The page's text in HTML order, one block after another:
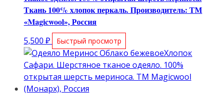
Ткань 100% хлопок перкаль. Производитель: ТМ
«Magicwool», Россия
5,500 ₽ Быстрый просмотр